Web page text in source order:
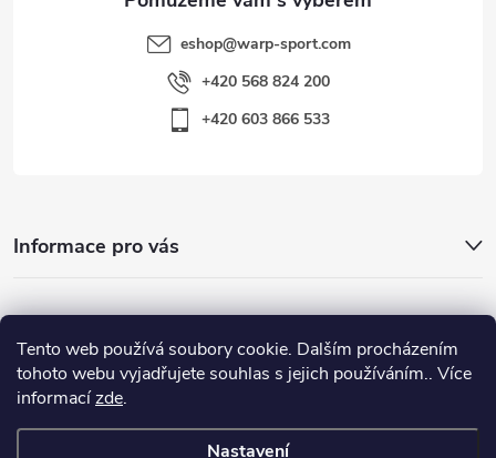
Tento web používá soubory cookie. Dalším procházením
tohoto webu vyjadřujete souhlas s jejich používáním.. Více
informacízde.
Nastavení
eshop@warp-sport.com
+420 568 824 200
+420 603 866 533
Informace pro vás
Nejhledanější
Důležité odkazy